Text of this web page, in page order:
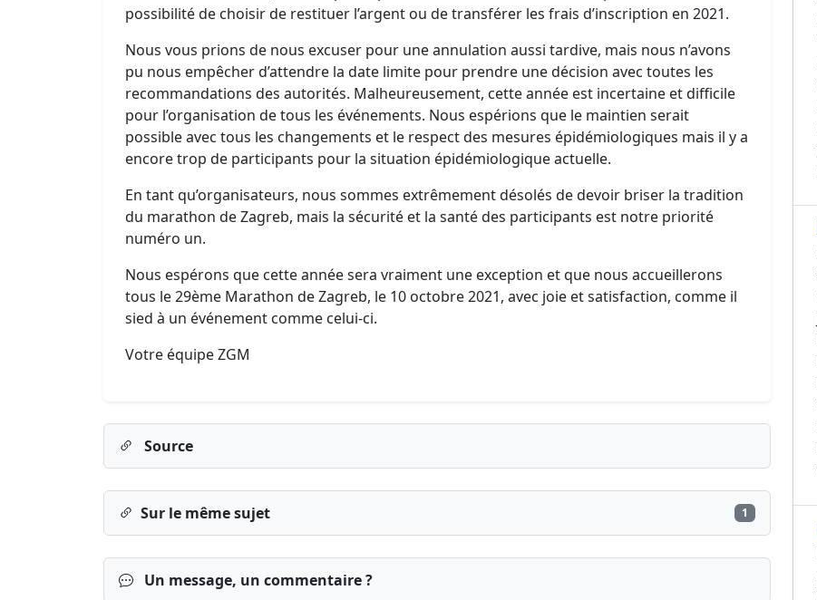
possibilité de choisir de restituer l’argent ou de transférer les frais d’inscription en 2021.
Nous vous prions de nous excuser pour une annulation aussi tardive, mais nous n’avons
pu nous empêcher d’attendre la date limite pour prendre une décision avec toutes les
recommandations des autorités. Malheureusement, cette année est incertaine et difficile
pour l’organisation de tous les événements. Nous espérions que le maintien serait
possible avec tous les changements et le respect des mesures épidémiologiques mais il y a
encore trop de participants pour la situation épidémiologique actuelle.
En tant qu’organisateurs, nous sommes extrêmement désolés de devoir briser la tradition
du marathon de Zagreb, mais la sécurité et la santé des participants est notre priorité
numéro un.
Nous espérons que cette année sera vraiment une exception et que nous accueillerons
tous le 29ème Marathon de Zagreb, le 10 octobre 2021, avec joie et satisfaction, comme il
sied à un événement comme celui-ci.
Votre équipe ZGM
Source
Sur le même sujet 1
Un message, un commentaire ?